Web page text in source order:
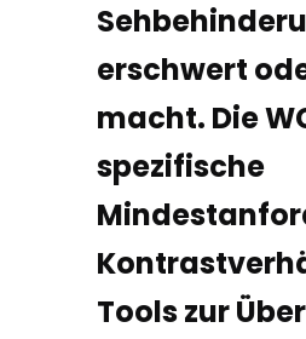
erschwert
macht. Die
spezifische
Tools zur